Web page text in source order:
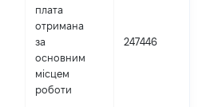
плата
отримана
за
основним
місцем
роботи
247446